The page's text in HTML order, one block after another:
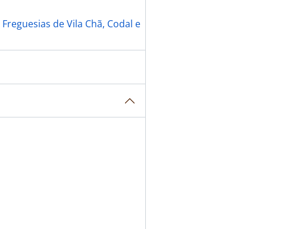
de Vila Chã, Codal e